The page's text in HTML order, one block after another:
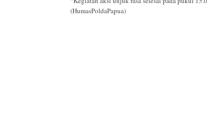
(HumasPoldaPapua)